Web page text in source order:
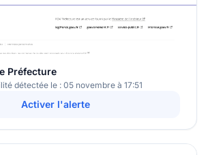
Préfecture
détectée le : 05 novembre à 17:51
Activer l'alerte